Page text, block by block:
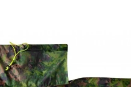
ZÁVAŽÍ AZAFIT® 2,5 KG – Ø 50 MM
204 Kč